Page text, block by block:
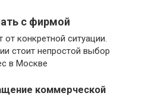
с фирмой
конкретной ситуации.
стоит непростой выбор
в Москве
коммерческой